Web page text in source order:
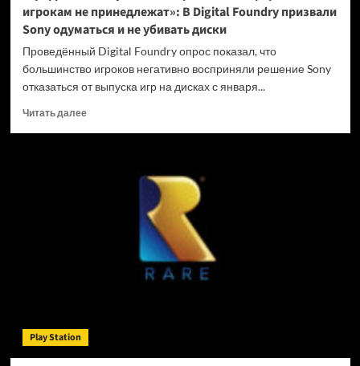
игрокам не принедлежат»: В Digital Foundry призвали
Sony одуматься и не убивать диски
Проведённый Digital Foundry опрос показал, что
большинство игроков негативно восприняли решение Sony
отказаться от выпуска игр на дисках с января...
Читать далееПрочитать
платформах
принедлежат»:
Play Station